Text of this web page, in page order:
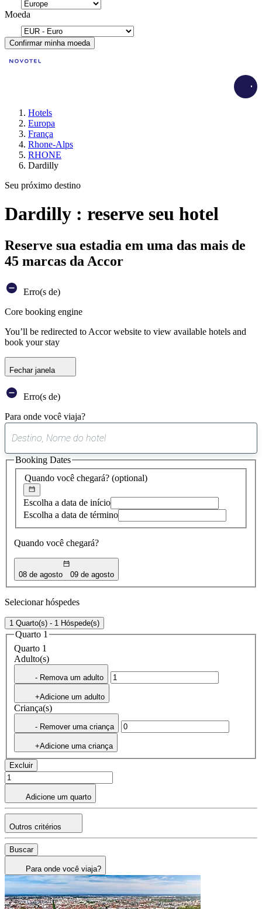
Moeda
Confirmar minha moeda
Hotels
Europa
França
Rhone-Alps
RHONE
Dardilly
Seu próximo destino
Dardilly : reserve seu hotel
Reserve sua estadia em uma das mais de
45 marcas da Accor
Erro(s de)
Core booking engine
You’ll be redirected to Accor website to view available hotels and
book your stay
Fechar janela
Erro(s de)
Para onde você viaja?
sugestão
encontrada
Quando você chegará? (optional)
Escolha a data de início
Escolha a data de término
Quando você chegará?
08 de agosto 09 de agosto
Booking Dates
Selecionar hóspedes
1 Quarto(s) - 1 Hóspede(s)
Quarto 1
Quarto 1
Adulto(s)
- Remova um adulto
+Adicione um adulto
Criança(s)
- Remover uma criança
+Adicione uma criança
Excluir
Adicione um quarto
Outros critérios
Buscar
Para onde você viaja?